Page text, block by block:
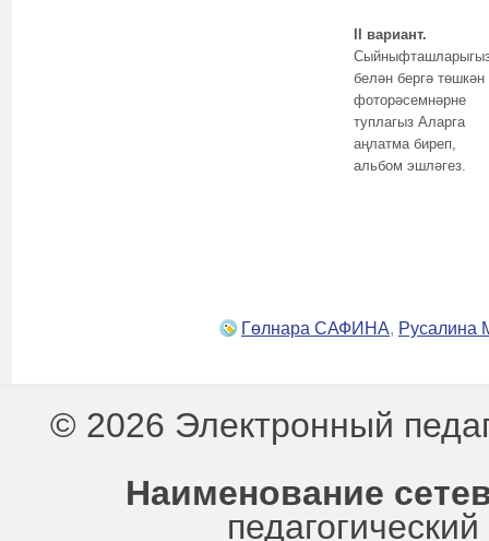
II вариант.
белән бергә төшкән
фоторәсемнәрне
туплагыз Аларга
аңлатма биреп,
альбом эшләгез.
Гөлнара САФИНА,
© 2026 Электронный
Наименование